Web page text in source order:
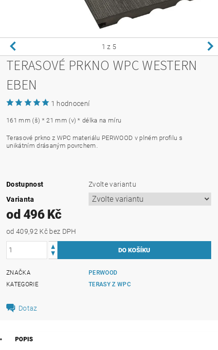
1 z 5
TERASOVÉ PRKNO WPC WESTERN
EBEN
1 hodnocení
161 mm (š) * 21 mm (v) * délka na míru
Terasové prkno z WPC materiálu PERWOOD v plném profilu s
unikátním drásaným povrchem.
Dostupnost
Zvolte variantu
Varianta
od 496 Kč
od 409,92 Kč bez DPH
ZNAČKA
PERWOOD
KATEGORIE
TERASY Z WPC
Dotaz
POPIS